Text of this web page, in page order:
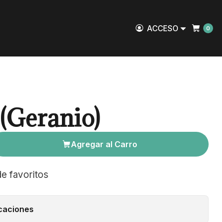
ACCESO 0
Agregar al Carro
favoritos